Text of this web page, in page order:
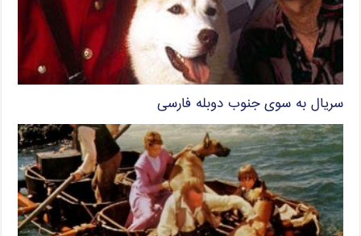
سریال به سوی جنوب دوبله فارسی